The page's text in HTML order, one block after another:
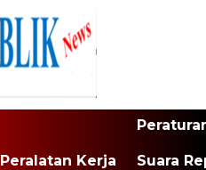
Peralatan Kerja Suara